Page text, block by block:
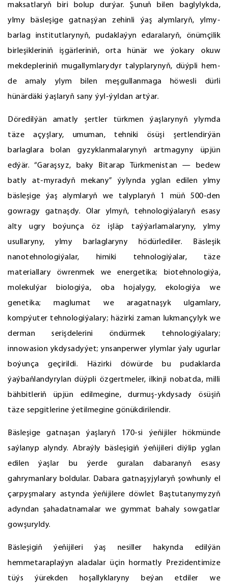
maksatlaryň biri bolup durýar. Şunuň bilen baglylykda,
ylmy bäsleşige gatnaşýan zehinli ýaş alymlaryň, ylmy-
barlag institutlarynyň, pudaklaýyn edaralaryň, önümçilik
birleşikleriniň işgärleriniň, orta hünär we ýokary okuw
mekdepleriniň mugallymlarydyr talyplarynyň, düýpli hem-
de amaly ylym bilen meşgullanmaga höwesli dürli
hünärdäki ýaşlaryň sany ýyl-ýyldan artýar.
Döredilýän amatly şertler türkmen ýaşlarynyň ylymda
täze açyşlary, umuman, tehniki ösüşi şertlendirýän
barlaglara bolan gyzyklanmalarynyň artmagyny üpjün
edýär. “Garaşsyz, baky Bitarap Türkmenistan — bedew
batly at-myradyň mekany” ýylynda yglan edilen ylmy
bäsleşige ýaş alymlaryň we talyplaryň 1 müň 500-den
gowragy gatnaşdy. Olar ylmyň, tehnologiýalaryň esasy
alty ugry boýunça öz işläp taýýarlamalaryny, ylmy
usullaryny, ylmy barlaglaryny hödürlediler. Bäsleşik
nanotehnologiýalar, himiki tehnologiýalar, täze
materiallary öwrenmek we energetika; biotehnologiýa,
molekulýar biologiýa, oba hojalygy, ekologiýa we
genetika; maglumat we aragatnaşyk ulgamlary,
kompýuter tehnologiýalary; häzirki zaman lukmançylyk we
derman serişdelerini öndürmek tehnologiýalary;
innowasion ykdysadyýet; ynsanperwer ylymlar ýaly ugurlar
boýunça geçirildi. Häzirki döwürde bu pudaklarda
ýaýbaňlandyrylan düýpli özgertmeler, ilkinji nobatda, milli
bähbitleriň üpjün edilmegine, durmuş-ykdysady ösüşiň
täze sepgitlerine ýetilmegine gönükdirilendir.
Bäsleşige gatnaşan ýaşlaryň 170-si ýeňijiler hökmünde
saýlanyp alyndy. Abraýly bäsleşigiň ýeňijileri diýlip yglan
edilen ýaşlar bu ýerde guralan dabaranyň esasy
gahrymanlary boldular. Dabara gatnaşyjylaryň şowhunly el
çarpyşmalary astynda ýeňijilere döwlet Baştutanymyzyň
adyndan şahadatnamalar we gymmat bahaly sowgatlar
gowşuryldy.
Bäsleşigiň ýeňijileri ýaş nesiller hakynda edilýän
hemmetaraplaýyn aladalar üçin hormatly Prezidentimize
tüýs ýürekden hoşallyklaryny beýan etdiler we